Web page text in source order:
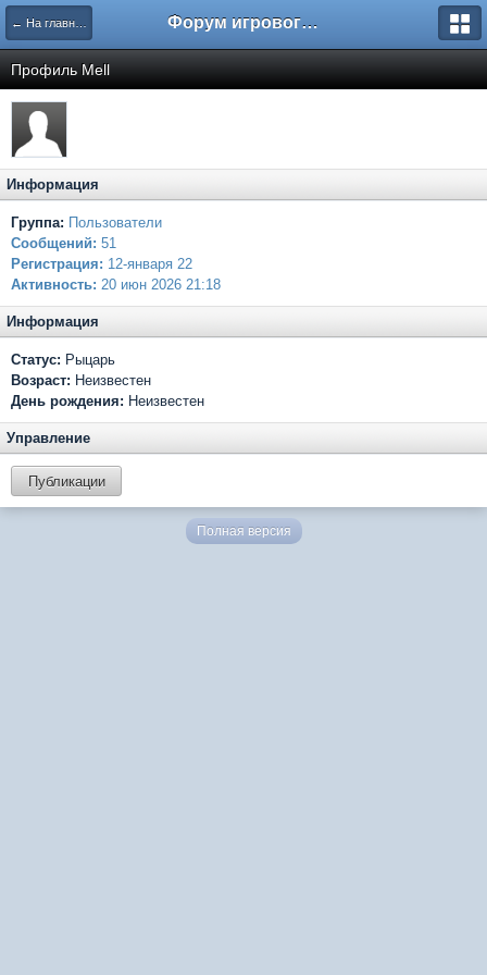
← На главную Форум игрового проекта Riverrise
Профиль Mell
Информация
Группа: Пользователи
Сообщений: 51
Регистрация: 12-января 22
Активность: 20 июн 2026 21:18
Информация
Статус: Рыцарь
Возраст: Неизвестен
День рождения: Неизвестен
Управление
Публикации
Полная версия